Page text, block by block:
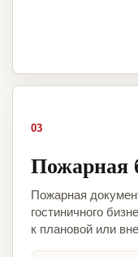
03
Пожарная
Пожарная
гостиничного
к плановой или